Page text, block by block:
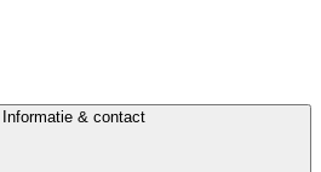
Informatie & contact